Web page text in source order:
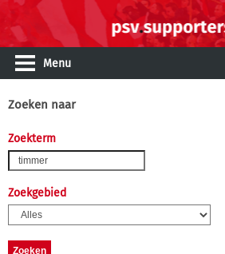
Menu
Zoeken naar
Zoekterm
Zoekgebied